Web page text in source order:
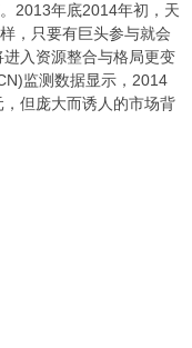
2013年底2014年初，天
，只要有巨头参与就会
进入资源整合与格局更变
监测数据显示，2014
但庞大而诱人的市场背